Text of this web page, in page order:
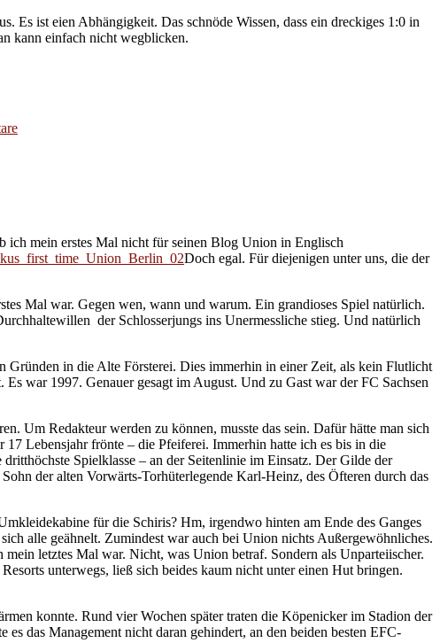
Es ist eien Abhängigkeit. Das schnöde Wissen, dass ein dreckiges 1:0 in
kann einfach nicht wegblicken.
ich mein erstes Mal nicht für seinen Blog Union in Englisch
Doch egal. Für diejenigen unter uns, die der
Mal war. Gegen wen, wann und warum. Ein grandioses Spiel natürlich.
der Schlosserjungs ins Unermessliche stieg. Und natürlich
Gründen in die Alte Försterei. Dies immerhin in einer Zeit, als kein Flutlicht
war 1997. Genauer gesagt im August. Und zu Gast war der FC Sachsen
Um Redakteur werden zu können, musste das sein. Dafür hätte man sich
Lebensjahr frönte – die Pfeiferei. Immerhin hatte ich es bis in die
Spielklasse – an der Seitenlinie im Einsatz. Der Gilde der
der alten Vorwärts-Torhüterlegende Karl-Heinz, des Öfteren durch das
für die Schiris? Hm, irgendwo hinten am Ende des Ganges
alle geähnelt. Zumindest war auch bei Union nichts Außergewöhnliches.
letztes Mal war. Nicht, was Union betraf. Sondern als Unparteiischer.
unterwegs, ließ sich beides kaum nicht unter einen Hut bringen.
konnte. Rund vier Wochen später traten die Köpenicker im Stadion der
das Management nicht daran gehindert, an den beiden besten EFC-